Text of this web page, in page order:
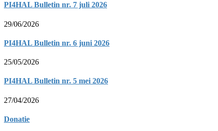
PI4HAL Bulletin nr. 7 juli 2026
29/06/2026
PI4HAL Bulletin nr. 6 juni 2026
25/05/2026
PI4HAL Bulletin nr. 5 mei 2026
27/04/2026
Donatie